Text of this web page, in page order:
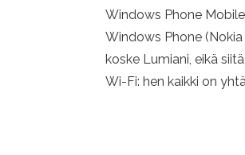
Windows Phone
Windows Phone
koske Lumiani, eikä
Wi-Fi: hen kaikki on